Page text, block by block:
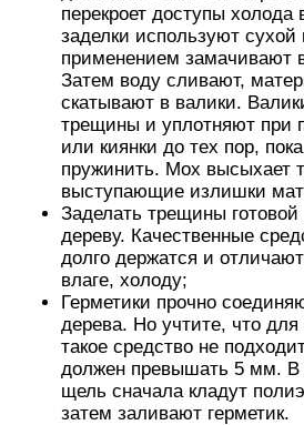
перекроет доступы
заделки используют
применением замачивают
Затем воду сливают,
скатывают в валики.
трещины и уплотняют при
или киянки до тех пор,
пружинить. Мох высыхает
выступающие излишки
Заделать трещины
дереву. Качественные
долго держатся и
влаге, холоду;
Герметики прочно
дерева. Но учтите, что
такое средство не
должен превышать 5 мм. В
щель сначала кладут
затем заливают герметик.